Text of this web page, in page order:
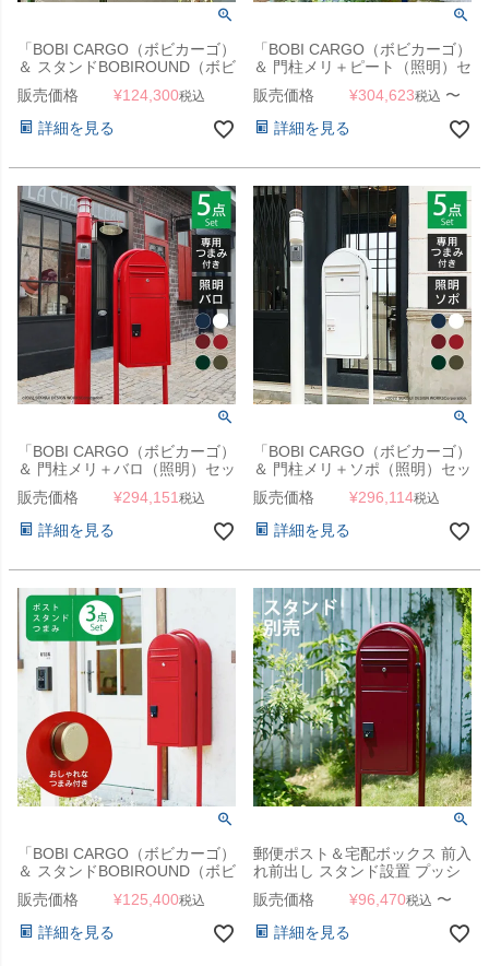
「BOBI CARGO（ボビカーゴ）
＆ スタンドBOBIROUND（ボビ
ラウンド） セット」
販売価格 ¥124,300税込
詳細を見る
「BOBI CARGO（ボビカーゴ）
＆ 門柱メリ＋ピート（照明）セ
ット」（ボビ専用つまみ付き）
販売価格 ¥304,623税込 〜
詳細を見る
「BOBI CARGO（ボビカーゴ）
＆ 門柱メリ＋バロ（照明）セッ
ト」（ボビ専用つまみ付き）
販売価格 ¥294,151 税込
詳細を見る
「BOBI CARGO（ボビカーゴ）
＆ 門柱メリ＋ソポ（照明）セッ
ト」（ボビ専用つまみ付き）
販売価格 ¥296,114税込
詳細を見る
「BOBI CARGO（ボビカーゴ）
＆ スタンドBOBIROUND（ボビ
ラウンド） セット （ボビ専用
つまみ付き）」
販売価格 ¥125,400税込
詳細を見る
郵便ポスト＆宅配ボックス 前入
れ前出し スタンド設置 プッシ
ュボタン錠 「BOBI社製 ボビカ
ーゴ（bobi Cargo）」※スタン
ド別売り
販売価格 ¥96,470税込 〜
詳細を見る